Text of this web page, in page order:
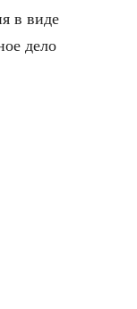
в виде
дело